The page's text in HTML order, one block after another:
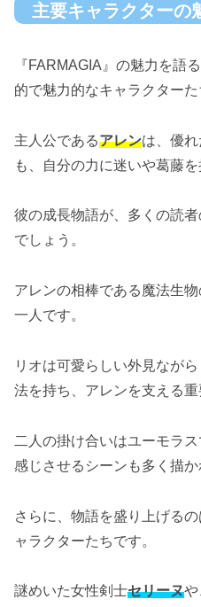
主要キャラクターの
『FARMAGIA』の魅力を語
的で魅力的なキャラクターた
主人公であるアレンは、優
も、自分の力に迷いや葛藤を
彼の成長物語が、多くの読
でしょう。
アレンの相棒である魔法生物
一人です。
リオは可愛らしい外見なが
法を持ち、アレンを支える重
二人の掛け合いはユーモラ
感じさせるシーンも多く描か
さらに、物語を盛り上げる
ャラクターたちです。
謎めいた女性剣士セリーヌや